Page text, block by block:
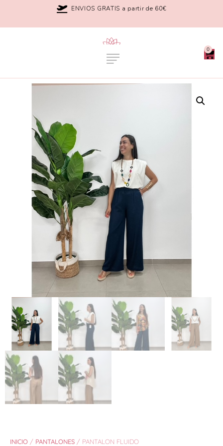
ENVIOS GRATIS a partir de 60€
0
INICIO / PANTALONES / PANTALON FLUIDO